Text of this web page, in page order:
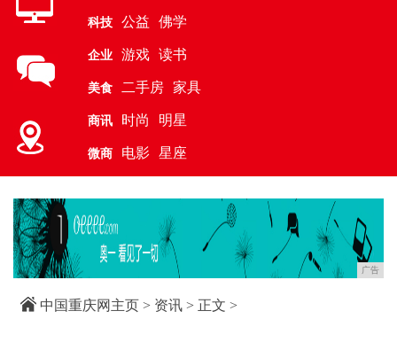
科技 公益 佛学
企业 游戏 读书
美食 二手房 家具
商讯 时尚 明星
微商 电影 星座
广告
中国重庆网主页 > 资讯 > 正文 >